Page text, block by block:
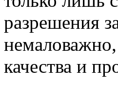
разрешения
качества и